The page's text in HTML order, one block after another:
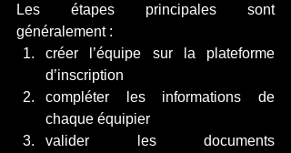
Les étapes principales sont
généralement :
créer l’équipe sur la plateforme
d’inscription
compléter les informations de
chaque équipier
valider les documents